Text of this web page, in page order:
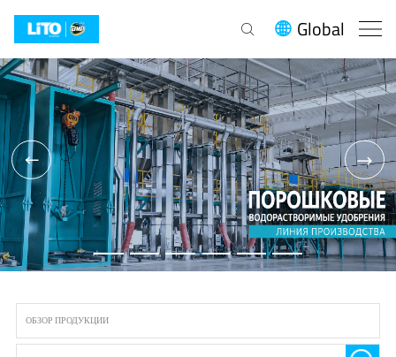
  Global
 
ОБЗОР ПРОДУКЦИИ